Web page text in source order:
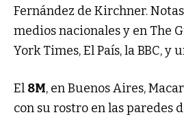
Fernández de Kirchner.
medios nacionales y en The
York Times, El País, la BBC, y
El 8M, en Buenos Aires,
con su rostro en las paredes